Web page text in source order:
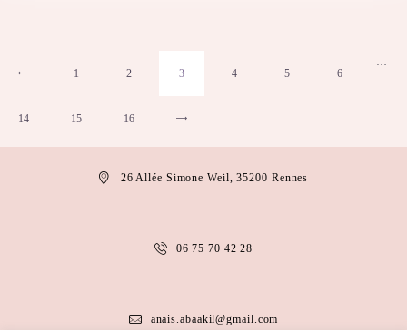
1 2 3 4 5 6
…
14 15 16
26 Allée Simone Weil, 35200 Rennes
06 75 70 42 28
anais.abaakil@gmail.com